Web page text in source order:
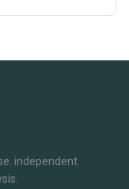
independent